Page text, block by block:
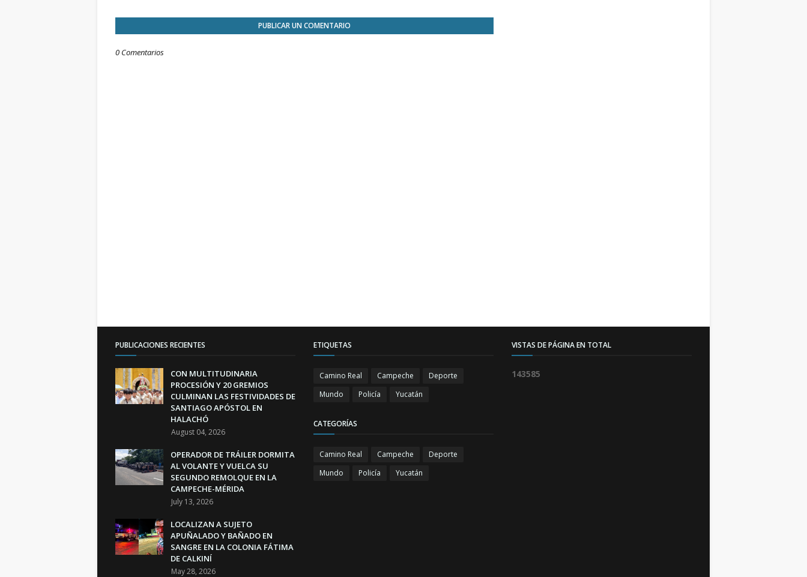
PUBLICAR UN COMENTARIO
0 Comentarios
PUBLICACIONES RECIENTES
CON MULTITUDINARIA
PROCESIÓN Y 20 GREMIOS
CULMINAN LAS FESTIVIDADES DE
SANTIAGO APÓSTOL EN
HALACHÓ
August 04, 2026
OPERADOR DE TRÁILER DORMITA
AL VOLANTE Y VUELCA SU
SEGUNDO REMOLQUE EN LA
CAMPECHE-MÉRIDA
July 13, 2026
LOCALIZAN A SUJETO
APUÑALADO Y BAÑADO EN
SANGRE EN LA COLONIA FÁTIMA
DE CALKINÍ
May 28, 2026
ETIQUETAS
Camino Real Campeche
Deporte
Mundo
Policía Yucatán
CATEGORÍAS
Camino Real Campeche
Deporte
Mundo
Policía Yucatán
VISTAS DE PÁGINA EN TOTAL
143585